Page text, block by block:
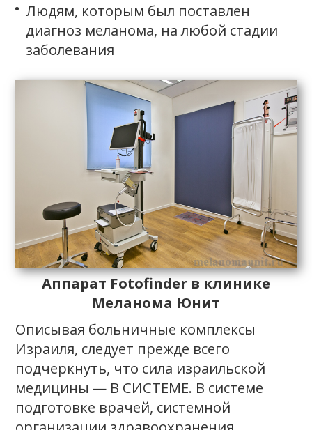
Людям, которым был поставлен
диагноз меланома, на любой стадии
заболевания
Аппарат Fotofinder в клинике
Меланома Юнит
Описывая больничные комплексы
Израиля, следует прежде всего
подчеркнуть, что сила израильской
медицины — В СИСТЕМЕ. В системе
подготовке врачей, системной